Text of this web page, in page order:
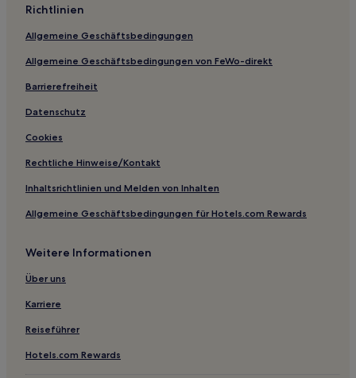
Haustierfreundliche in Borkum
Hotels mit inbegriffenem Frühstück in Borkum
Familien in Dornumersiel
Haustierfreundliche in Dornumersiel
Hotels mit Parkplatz in Landkreis Wittmund
Familien in Landkreis Wittmund
Familien in Greetsiel
Haustierfreundliche in Werdum
Haustierfreundliche in Norderney
Familien in Norderney
Haustierfreundliche in Ostfriesland
Familien in Ostfriesland
Hotels mit Parkplatz in Ostfriesland
Familien in Harlesiel
Richtlinien
Allgemeine Geschäftsbedingungen
Allgemeine Geschäftsbedingungen von FeWo-direkt
Barrierefreiheit
Datenschutz
Cookies
Rechtliche Hinweise/Kontakt
Inhaltsrichtlinien und Melden von Inhalten
Allgemeine Geschäftsbedingungen für Hotels.com Rewards
Weitere Informationen
Über uns
Karriere
Reiseführer
Hotels.com Rewards